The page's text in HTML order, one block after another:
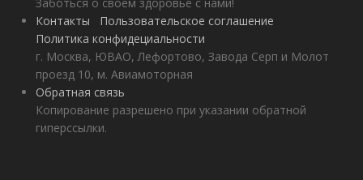
Контакты
Пользовательское соглашение
Политика конфидециальности
г. Москва, ЮВАО, Лефортово, Завода Серп и Молот
проезд 10, м. Авиамоторная
Обратная связь
Копирование разрешено при указании обратной
гиперссылки.